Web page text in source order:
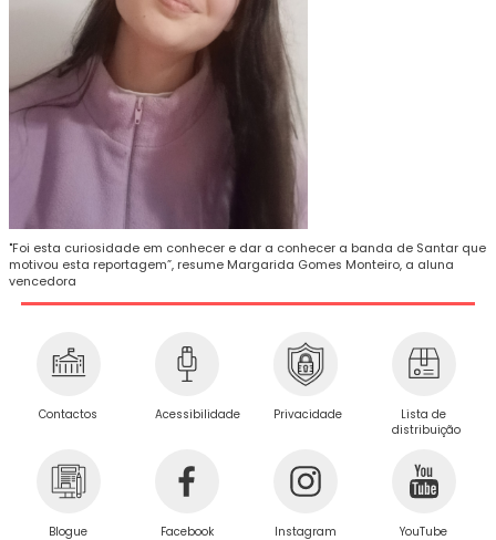
"Foi esta curiosidade em conhecer e dar a conhecer a banda de Santar que
motivou esta reportagem”, resume Margarida Gomes Monteiro, a aluna
vencedora
Contactos Acessibilidade Privacidade
Lista de
distribuição
Blogue Facebook Instagram YouTube